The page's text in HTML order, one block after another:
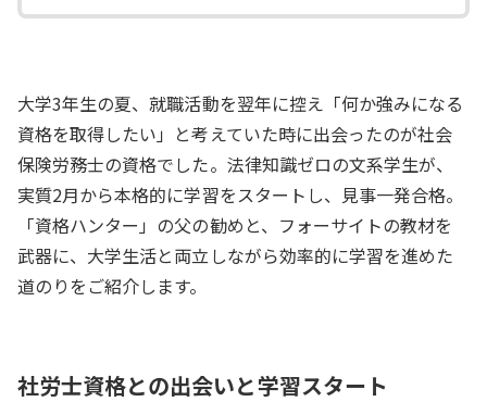
大学3年生の夏、就職活動を翌年に控え「何か強みになる
資格を取得したい」と考えていた時に出会ったのが社会
保険労務士の資格でした。法律知識ゼロの文系学生が、
実質2月から本格的に学習をスタートし、見事一発合格。
「資格ハンター」の父の勧めと、フォーサイトの教材を
武器に、大学生活と両立しながら効率的に学習を進めた
道のりをご紹介します。
社労士資格との出会いと学習スタート